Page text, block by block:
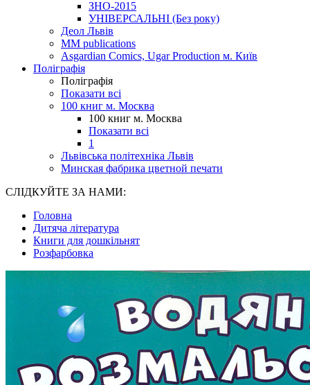
ЗНО-2015
УНІВЕРСАЛЬНІ (Без року)
Деол Львів
MM publications
Asgardian Comics, Ugar Production м. Київ
Поліграфія
Поліграфія
Показати всі
100 книг м. Москва
100 книг м. Москва
Показати всі
1
Львівська політехніка Львів
Минская фабрика цветной печати
СЛІДКУЙТЕ ЗА НАМИ:
Головна
Дитяча література
Книги для дошкільнят
Розфарбовка